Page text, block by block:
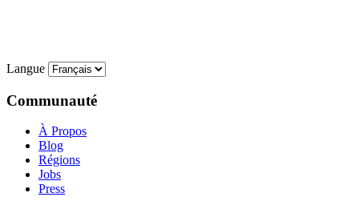
Langue
Communauté
À Propos
Blog
Régions
Jobs
Press